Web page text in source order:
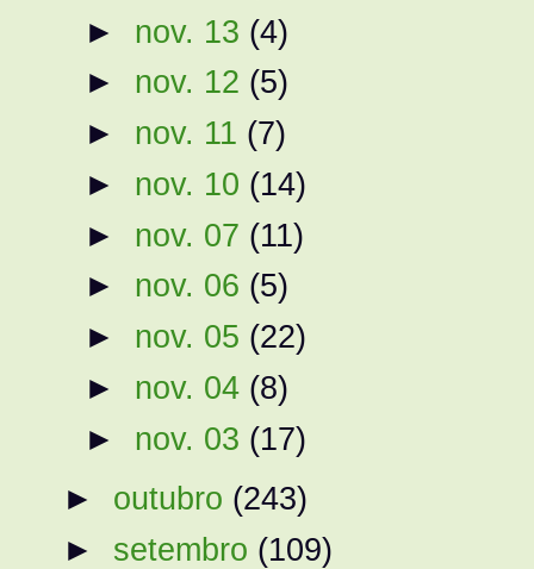
► nov. 13 (4)
► nov. 12 (5)
► nov. 11 (7)
► nov. 10 (14)
► nov. 07 (11)
► nov. 06 (5)
► nov. 05 (22)
► nov. 04 (8)
► nov. 03 (17)
► outubro (243)
► setembro (109)